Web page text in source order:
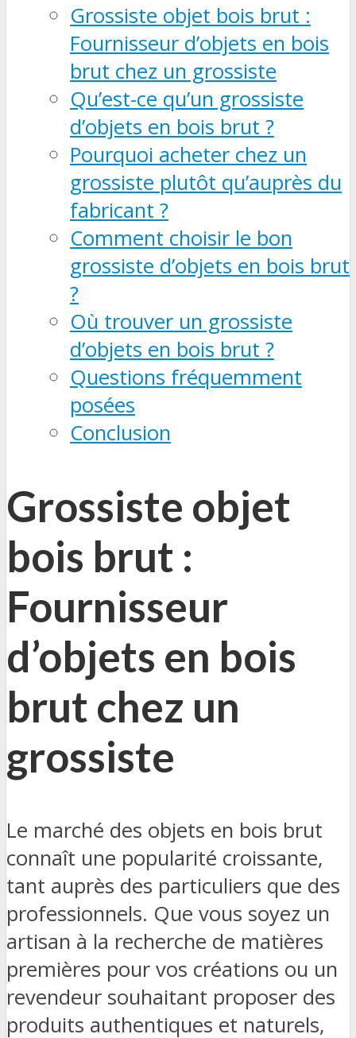
Grossiste objet bois brut :
Fournisseur d’objets en bois
brut chez un grossiste
Qu’est-ce qu’un grossiste
d’objets en bois brut ?
Pourquoi acheter chez un
grossiste plutôt qu’auprès du
fabricant ?
Comment choisir le bon
grossiste d’objets en bois brut
?
Où trouver un grossiste
d’objets en bois brut ?
Questions fréquemment
posées
Conclusion
Grossiste objet
bois brut :
Fournisseur
d’objets en bois
brut chez un
grossiste
Le marché des objets en bois brut
connaît une popularité croissante,
tant auprès des particuliers que des
professionnels. Que vous soyez un
artisan à la recherche de matières
premières pour vos créations ou un
revendeur souhaitant proposer des
produits authentiques et naturels,